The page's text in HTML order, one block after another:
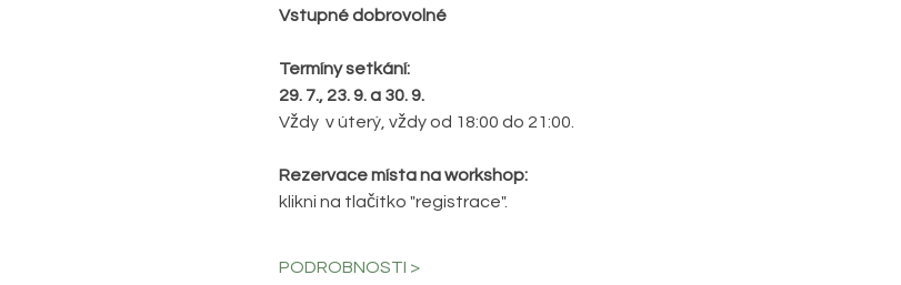
Vstupné dobrovolné
Termíny setkání:
29. 7., 23. 9. a 30. 9.
Vždy  v úterý, vždy od 18:00 do 21:00.
Rezervace místa na workshop:
klikni na tlačítko "registrace".
PODROBNOSTI >